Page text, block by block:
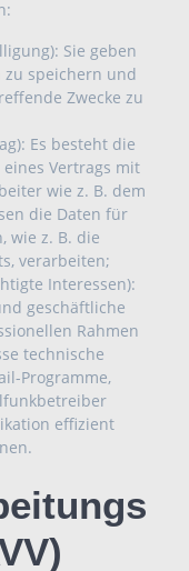
Sie geben
speichern und
Zwecke zu
Es besteht die
Vertrags mit
wie z. B. dem
die Daten für
wie z. B. die
verarbeiten;
Interessen):
geschäftliche
Rahmen
technische
Programme,
effizient